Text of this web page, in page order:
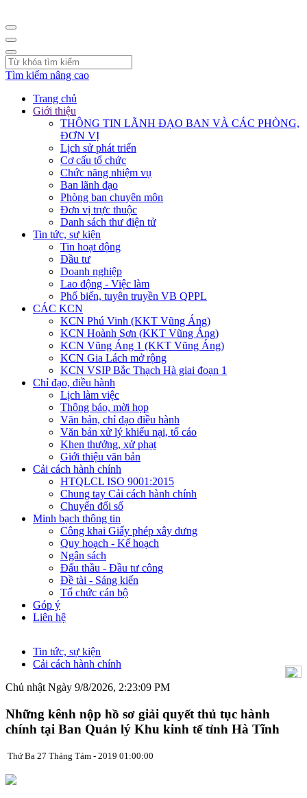
Tìm kiếm nâng cao
Trang chủ
Giới thiệu
THÔNG TIN LÃNH ĐẠO BAN VÀ CÁC PHÒNG,
ĐƠN VỊ
Lịch sử phát triển
Cơ cấu tổ chức
Chức năng nhiệm vụ
Ban lãnh đạo
Phòng ban chuyên môn
Đơn vị trực thuộc
Danh sách thư điện tử
Tin tức, sự kiện
Tin hoạt động
Đầu tư
Doanh nghiệp
Lao động - Việc làm
Phổ biến, tuyên truyền VB QPPL
CÁC KCN
KCN Phú Vinh (KKT Vũng Áng)
KCN Hoành Sơn (KKT Vũng Áng)
KCN Vũng Áng 1 (KKT Vũng Áng)
KCN Gia Lách mở rộng
KCN VSIP Bắc Thạch Hà giai đoạn 1
Chỉ đạo, điều hành
Lịch làm việc
Thông báo, mời họp
Văn bản, chỉ đạo điều hành
Văn bản xử lý khiếu nại, tố cáo
Khen thưởng, xử phạt
Giới thiệu văn bản
Cải cách hành chính
HTQLCL ISO 9001:2015
Chung tay Cải cách hành chính
Chuyển đổi số
Minh bạch thông tin
Công khai Giấy phép xây dưng
Quy hoạch - Kế hoạch
Ngân sách
Đấu thầu - Đầu tư công
Đề tài - Sáng kiến
Tổ chức cán bộ
Góp ý
Liên hệ
Tin tức, sự kiện
Cải cách hành chính
Chủ nhật Ngày 9/8/2026, 2:23:10 PM
Những kênh nộp hồ sơ giải quyết thủ tục hành
chính tại Ban Quản lý Khu kinh tế tỉnh Hà Tĩnh
Thứ Ba 27 Tháng Tám - 2019 01:00:00